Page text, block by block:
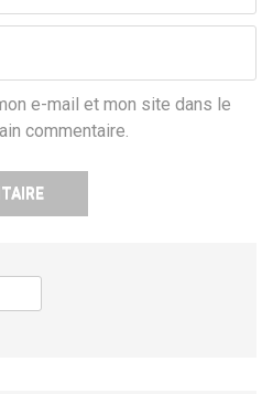
e-mail et mon site dans le
commentaire.